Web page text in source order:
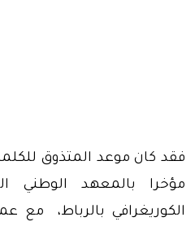
فقد كان موعد المتذوق للكلمة
مؤخرا بالمعهد الوطني
الكوريغرافي بالرباط، مع